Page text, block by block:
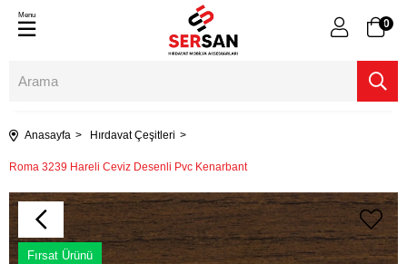
0
Menu
Anasayfa Hırdavat Çeşitleri
Roma 3239 Hareli Ceviz Desenli Pvc Kenarbant
Fırsat Ürünü